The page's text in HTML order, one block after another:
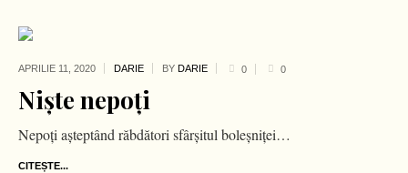
APRILIE 11, 2020 DARIE BY DARIE 0 0
Niște nepoți
Nepoți așteptând răbdători sfârșitul boleșniței…
CITEȘTE...